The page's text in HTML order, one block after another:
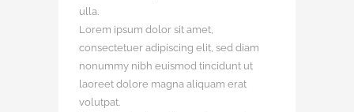
ulla.
Lorem ipsum dolor sit amet,
consectetuer adipiscing elit, sed diam
nonummy nibh euismod tincidunt ut
laoreet dolore magna aliquam erat
volutpat.